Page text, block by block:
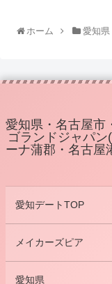
ホーム 愛知県
愛知県・名古屋市
ゴランドジャパ
ーナ蒲郡・名古屋
愛知デートTOP
メイカーズピア
愛知県